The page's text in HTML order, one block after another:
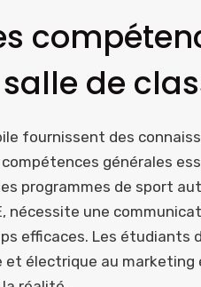
de
fournissent des
générales
programmes de sport
nécessite une
efficaces. Les
et électrique au